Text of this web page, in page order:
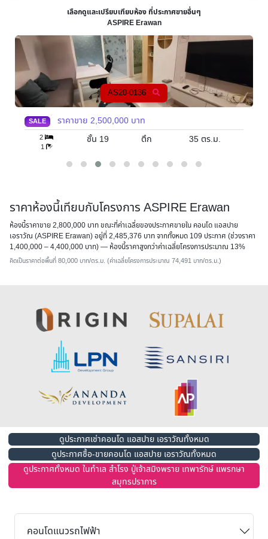
เลือกดูและเปรียบเทียบห้อง ที่ประกาศขายอื่นๆ
ASPIRE Erawan
AS20-0136
SALE ราคาขาย2,500,000 บาท
2
1
ชั้น 19 ตึก 35 ตร.ม.
ราคาห้องนี้เทียบกับโครงการ ASPIRE Erawan
ห้องนี้ราคาขาย 2,800,000 บาท ขณะที่ค่าเฉลี่ยของประกาศขายใน คอนโด แอสปาย
เอราวัณ (ASPIRE Erawan) อยู่ที่ 2,485,376 บาท จากทั้งหมด 109 ประกาศ (ช่วงราคา
1,400,000 – 4,400,000 บาท) — ห้องนี้ราคาสูงกว่าค่าเฉลี่ยโครงการประมาณ 13%
คิดเป็นราคาต่อพื้นที่ 80,000 บาท/ตร.ม. (ค่าเฉลี่ยโครงการประมาณ 74,491 บาท/ตร.ม.)
ดูประกาศเช่าคอนโด แอสปาย เอราวัณทั้งหมด
ดูประกาศซื้อ-ขายคอนโด แอสปาย เอราวัณทั้งหมด
ดูประกาศทั้งหมด ในทำเล สำโรง ปู่เจ้าสมิงพราย เทพารักษ์ แพรกษา
สมุทรปราการ
คอนโดแนวรถไฟฟ้า